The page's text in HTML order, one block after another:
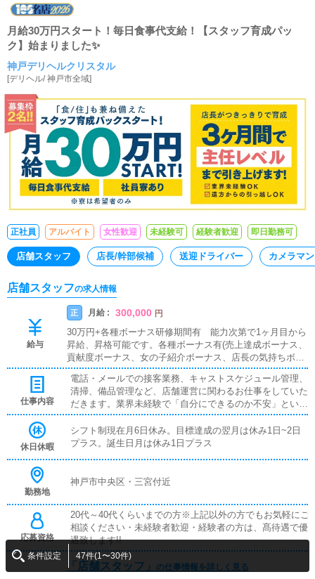
月給30万円スタート！毎日食事代支給！【スタッフ育成パッ
ク】始まりました✨
神戸デリヘルクリスタル
[デリヘル/神戸市全域]
正社員 アルバイト 女性歓迎 未経験可 経験者歓迎 即日勤務可
店舗スタッフ 店長/幹部候補 送迎ドライバー カメラマ
店舗スタッフの求人情報
給与
正 月給 : 300,000 円
30万円+各種ボーナス研修期間有 能力次第で1ヶ月目から
昇給、昇格可能です。各種ボーナス有(売上達成ボーナス、
貢献度ボーナス、女の子紹介ボーナス、店長の気持ちボー
ナス)あり。食事、寮、日払いもありますので生活の心配は
ありません。アルバイトでのご応募も可能です。
仕事内容
電話・メールでの接客業務、キャストスケジュール管理、
清掃、備品管理など、店舗運営に関わるお仕事をしていた
だきます。業界未経験で「自分にできるのか不安」という
方も安心してください。当社には研修制度があり、接客・
サービス業の基本をイチから学べる環境をご用意しており
ます。・クリンリネス・電話受付、メール対応・フロント
休日休暇
シフト制現在月6日休み。目標達成の翌月は休み1日~2日
プラス。誕生日月は休み1日プラス
勤務地
神戸市中央区・三宮付近
応募資格
20代～40代くらいまでの方※上記以外の方でもお気軽にご
相談ください・未経験者歓迎・経験者の方は、髙待遇で優
遇致します!!
「店舗スタッフ」 の仕事情報を詳しく見る
条件設定 47件(1〜30件)